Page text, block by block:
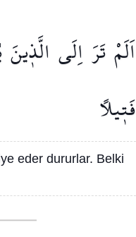
اَلَمْتَرَاِلَى الَّذ۪ينَ
فَت۪يلًا
eder dururlar. Belki